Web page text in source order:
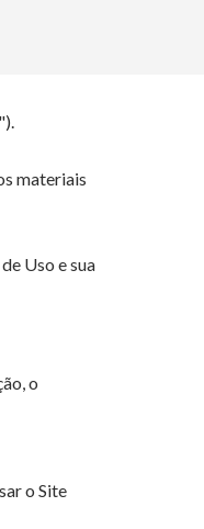
materiais
Uso e sua
o
o Site